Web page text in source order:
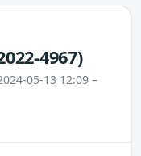
4967)
05-13 12:09 –